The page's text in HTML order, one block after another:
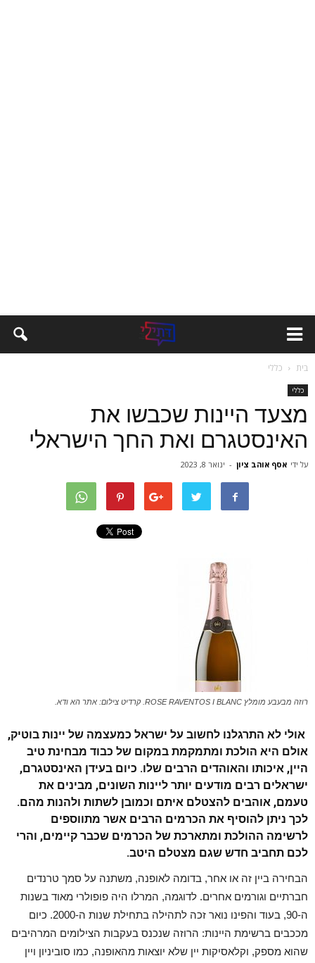
בית כללי
כללי
מצעד היינות שכבשו את
האינסטגרם ואת החך הישראלי
על ידי אסף אוהב ציון - ינואר 8, 2023
רוזה מבעבע מומלץ ROSE RAVENTOS I BLANC. קרדיט צילום: אתר הא ודא.
אולי לא התרגלנו לחשוב על ישראל כמעצמה של יינות בוטיק,
אולם היא הולכת ומתמקמת במקום של כבוד מבחינת טיב
היין, איכותו והאוהדים הרבים שלו. כיום בעידן האינסטגרם,
ישראלים רבים מודעים יותר ליינות השונים, מבינים את
טעמם, אוהבים להצטלם איתם וכמובן לשתות ולהנות מהם.
לכך ניתן להוסיף את הכרמים הרבים אשר מתווספים
לרשימה ההולכת ומתארכת של הכרמים שכבר קיימים, והרי
לכם תחביב חדש שגם מצטלם היטב.
הבחירה ביין זה או אחר, בדומה לאופנה, משתנה על סמך טרנדים
חברתיים וגורמים אחרים. לדוגמה, המרלו היה פופולרי מאוד בשנות
ה-90, בעוד והפינו נואר זכה לתהילה בתחילת שנות ה-2000. כיום
מככבים ברשימת היינות: הרוזה שנכנס בעקבות הצילומים המרהיבים
שהוא מספק, וקלאסיקות יין שלא יוצאות מהאופנה, כמו סוביניון ויין